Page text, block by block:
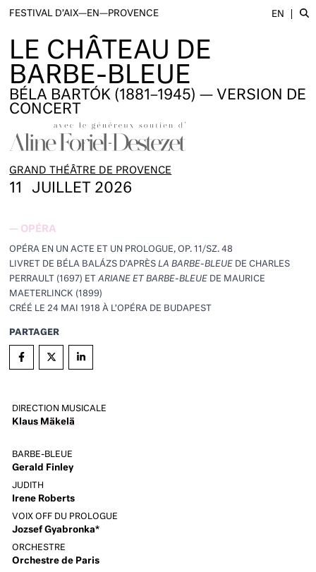
FESTIVAL D’AIX—EN—PROVENCE EN
LE CHÂTEAU DE
BARBE-BLEUE
BÉLA BARTÓK (1881–1945) — VERSION DE
CONCERT
GRAND THÉÂTRE DE PROVENCE
11 JUILLET 2026
— OPÉRA
OPÉRA EN UN ACTE ET UN PROLOGUE, OP. 11/SZ. 48
LIVRET DE BÉLA BALÁZS D’APRÈSLA BARBE-BLEUE DE CHARLES
PERRAULT (1697) ETARIANE ET BARBE-BLEUE DE MAURICE
MAETERLINCK (1899)
CRÉÉ LE 24 MAI 1918 À L’OPÉRA DE BUDAPEST
PARTAGER
DIRECTION MUSICALE
Klaus Mäkelä
BARBE-BLEUE
Gerald Finley
JUDITH
Irene Roberts
VOIX OFF DU PROLOGUE
Jozsef Gyabronka*
ORCHESTRE
Orchestre de Paris